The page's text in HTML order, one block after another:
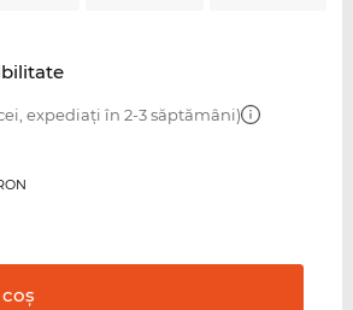
expediați în 2-3 săptămâni)
coş